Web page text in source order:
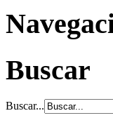
Buscar
Buscar...